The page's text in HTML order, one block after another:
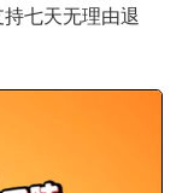
七天无理由退